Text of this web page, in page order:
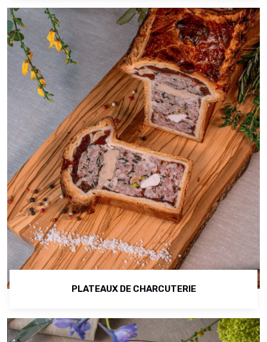
PLATEAUX DE CHARCUTERIE